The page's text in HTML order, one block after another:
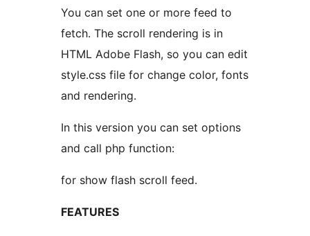
You can set one or more feed to
fetch. The scroll rendering is in
HTML Adobe Flash, so you can edit
style.css file for change color, fonts
and rendering.
In this version you can set options
and call php function:
for show flash scroll feed.
FEATURES